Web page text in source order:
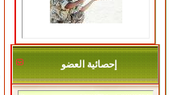
إحصائية العضو